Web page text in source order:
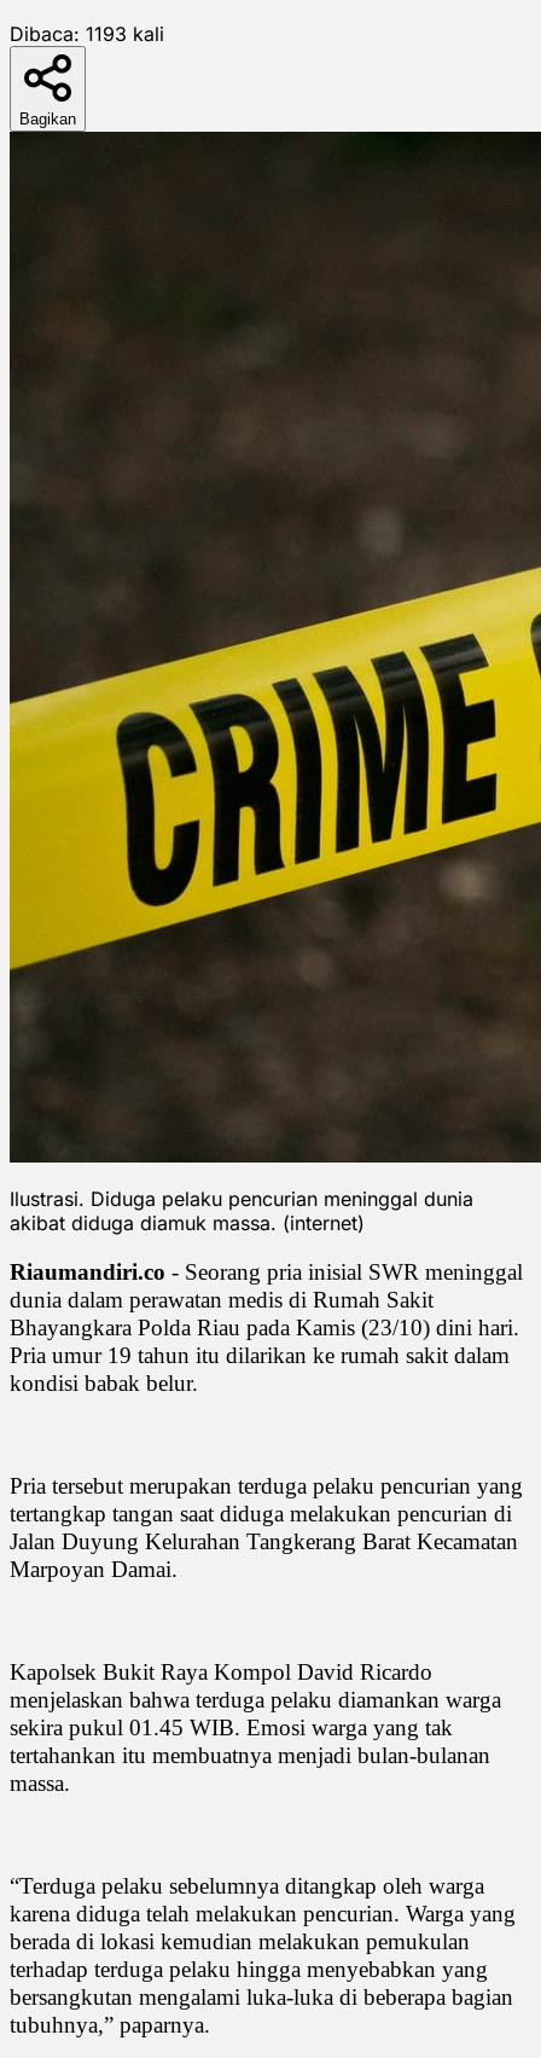
Dibaca: 1193 kali
Bagikan
Ilustrasi. Diduga pelaku pencurian meninggal dunia
akibat diduga diamuk massa. (internet)
Riaumandiri.co - Seorang pria inisial SWR meninggal
dunia dalam perawatan medis di Rumah Sakit
Bhayangkara Polda Riau pada Kamis (23/10) dini hari.
Pria umur 19 tahun itu dilarikan ke rumah sakit dalam
kondisi babak belur.
Pria tersebut merupakan terduga pelaku pencurian yang
tertangkap tangan saat diduga melakukan pencurian di
Jalan Duyung Kelurahan Tangkerang Barat Kecamatan
Marpoyan Damai.
Kapolsek Bukit Raya Kompol David Ricardo
menjelaskan bahwa terduga pelaku diamankan warga
sekira pukul 01.45 WIB. Emosi warga yang tak
tertahankan itu membuatnya menjadi bulan-bulanan
massa.
“Terduga pelaku sebelumnya ditangkap oleh warga
karena diduga telah melakukan pencurian. Warga yang
berada di lokasi kemudian melakukan pemukulan
terhadap terduga pelaku hingga menyebabkan yang
bersangkutan mengalami luka-luka di beberapa bagian
tubuhnya,” paparnya.